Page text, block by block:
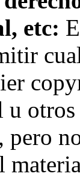
etc:
u
pero